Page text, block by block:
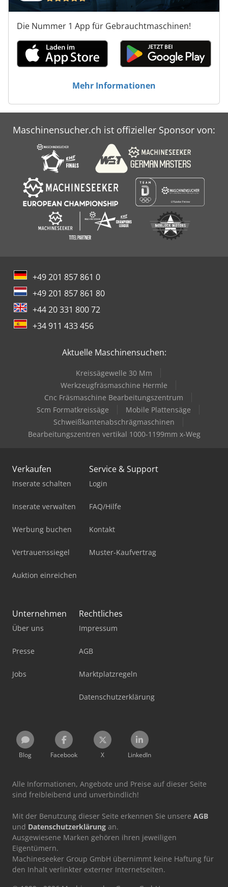
Die Nummer 1 App für Gebrauchtmaschinen!
Mehr Informationen
Maschinensucher.ch ist offizieller Sponsor von:
+49 201 857 861 0
+49 201 857 861 80
+44 20 331 800 72
+34 911 433 456
Aktuelle Maschinensuchen:
Kreissägewelle 30 Mm
Werkzeugfräsmaschine Hermle
Cnc Fräsmaschine Bearbeitungszentrum
Scm Formatkreissäge
Mobile Plattensäge
Schweißkantenabschrägmaschinen
Bearbeitungszentren vertikal 1000-1199mm x-Weg
Verkaufen
Inserate schalten
Inserate verwalten
Werbung buchen
Vertrauenssiegel
Auktion einreichen
Service & Support
Login
FAQ/Hilfe
Kontakt
Muster-Kaufvertrag
Unternehmen
Über uns
Presse
Jobs
Rechtliches
Impressum
AGB
Marktplatzregeln
Datenschutzerklärung
Blog Facebook X LinkedIn
Alle Informationen, Angebote und Preise auf dieser Seite
sind freibleibend und unverbindlich!
Mit der Benutzung dieser Seite erkennen Sie unsere AGB
und Datenschutzerklärung an.
Ausgewiesene Marken gehören ihren jeweiligen
Eigentümern.
Machineseeker Group GmbH übernimmt keine Haftung für
den Inhalt verlinkter externer Internetseiten.